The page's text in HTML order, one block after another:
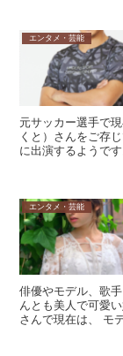
エンタメ・芸能
元サッカー選手で
くと）さんをご存
に出演するようで
エンタメ・芸能
俳優やモデル、歌
んとも美人で可愛
さんで現在は、 モ